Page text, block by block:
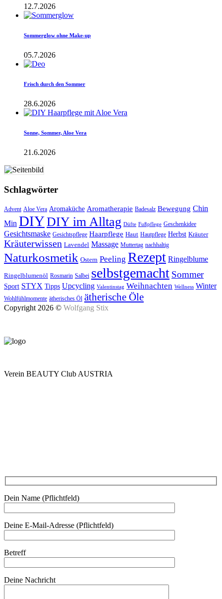
12.7.2026
Sommerglow ohne Make-up
05.7.2026
Frisch durch den Sommer
28.6.2026
Sonne, Sommer, Aloe Vera
21.6.2026
Schlagwörter
Advent Aloe Vera Aromaküche Aromatherapie Badesalz Bewegung Chin
Min DIYDIY im Alltag Düfte Fußpflege Geschenkidee
Gesichtsmaske Gesichtspflege Haarpflege Haut Hautpflege Herbst Kräuter
Kräuterwissen Lavendel Massage Muttertag nachhaltig
Naturkosmetik Ostern Peeling Rezept Ringelblume
Ringelblumenöl Rosmarin Salbei selbstgemacht Sommer
Sport STYX Tipps Upcycling Valentinstag Weihnachten Wellness Winter
Wohlfühlmomente ätherisches Öl ätherische Öle
Copyright 2026 © Wolfgang Stix
Verein BEAUTY Club AUSTRIA
Dein Name (Pflichtfeld)
Deine E-Mail-Adresse (Pflichtfeld)
Betreff
Deine Nachricht